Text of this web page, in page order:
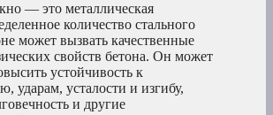
— это металлическая
количество стального
может вызвать качественные
свойств бетона. Он может
устойчивость к
ударам, усталости и изгибу,
и другие